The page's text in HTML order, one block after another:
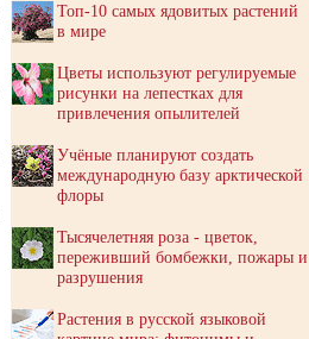
Топ-10 самых ядовитых растений
в мире
Цветы используют регулируемые
рисунки на лепестках для
привлечения опылителей
Учёные планируют создать
международную базу арктической
флоры
Тысячелетняя роза - цветок,
переживший бомбежки, пожары и
разрушения
Растения в русской языковой